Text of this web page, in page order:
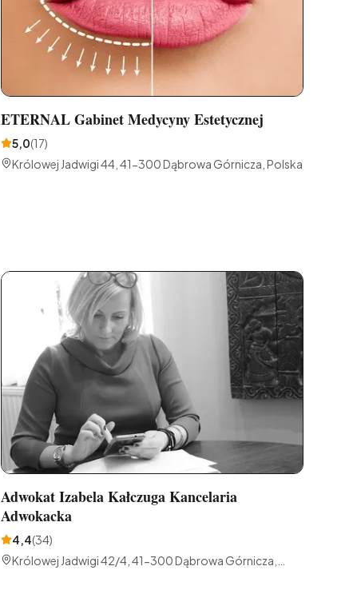
ETERNAL Gabinet Medycyny Estetycznej
5,0(17)
Królowej Jadwigi 44, 41-300 Dąbrowa Górnicza, Polska
Adwokat Izabela Kałczuga Kancelaria
Adwokacka
4,4(34)
Królowej Jadwigi 42/4, 41-300 Dąbrowa Górnicza,